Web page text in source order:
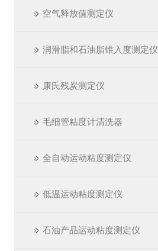
空气释放值测定仪
润滑脂和石油脂锥入度测定仪
康氏残炭测定仪
毛细管粘度计清洗器
全自动运动粘度测定仪
低温运动粘度测定仪
石油产品运动粘度测定仪